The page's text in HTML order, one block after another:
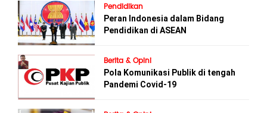
Pendidikan
Peran Indonesia dalam Bidang
Pendidikan di ASEAN
Berita & Opini
Pola Komunikasi Publik di tengah
Pandemi Covid-19